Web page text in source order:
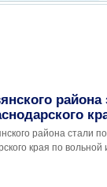
района стали
края по вольной